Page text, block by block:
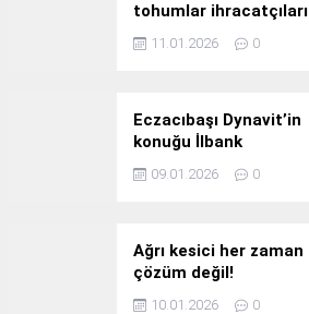
tohumlar ihracatçıları
Güney Kore yolcusu
11.01.2026 0
Eczacıbaşı Dynavit’in
konuğu İlbank
09.01.2026 0
Ağrı kesici her zaman
çözüm değil!
10.01.2026 0